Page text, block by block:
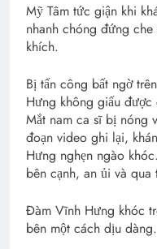
Mỹ Tâm tức giận khi
nhanh chóng đứng
khích.
Bị tấn công bất ngờ
Hưng không giấu
Mắt nam ca sĩ bị nóng
đoạn video ghi lại,
Hưng nghẹn ngào
bên cạnh, an ủi và
Đàm Vĩnh Hưng khóc
bên một cách dịu dàng.